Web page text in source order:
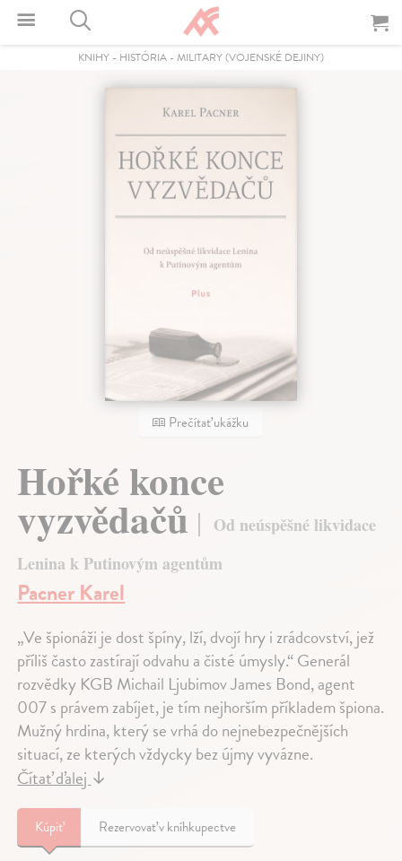
KNIHY - HISTÓRIA - MILITARY (VOJENSKÉ DEJINY)
Prečítať ukážku
Hořké konce
vyzvědačů
Od neúspěšné likvidace
Lenina k Putinovým agentům
Pacner Karel
„Ve špionáži je dost špíny, lží, dvojí hry i zrádcovství, jež
příliš často zastírají odvahu a čisté úmysly.“ Generál
rozvědky KGB Michail Ljubimov James Bond, agent
007 s právem zabíjet, je tím nejhorším příkladem špiona.
Mužný hrdina, který se vrhá do nejnebezpečnějších
situací, ze kterých vždycky bez újmy vyvázne.
Čítať ďalej↓
Kúpiť Rezervovať v kníhkupectve